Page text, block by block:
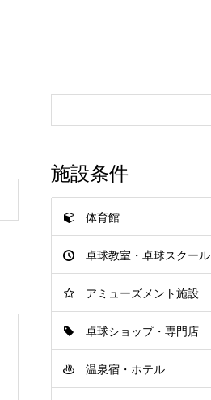
施設条件
体育館
卓球教室・卓球スクール
アミューズメント施設
卓球ショップ・専門店
温泉宿・ホテル